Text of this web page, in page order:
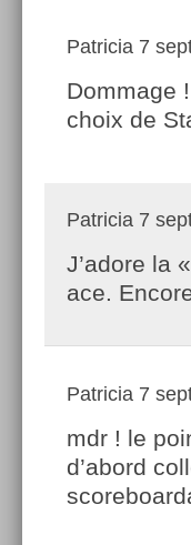
Patricia 7
Dommage
choix de
Patricia 7
J’adore la
ace.
Patricia 7
mdr ! le
d’abord